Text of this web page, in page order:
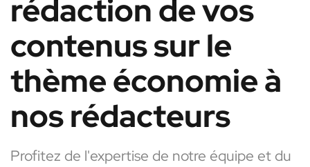
rédaction de vos
contenus sur le
thème économie à
nos rédacteurs
Profitez de l'expertise de notre équipe et du